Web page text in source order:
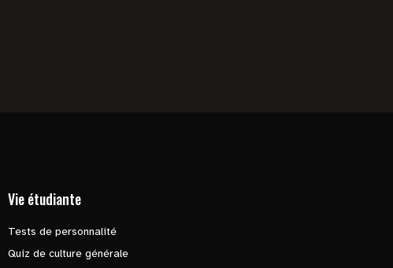
Vie étudiante
Tests de personnalité
Quiz de culture générale